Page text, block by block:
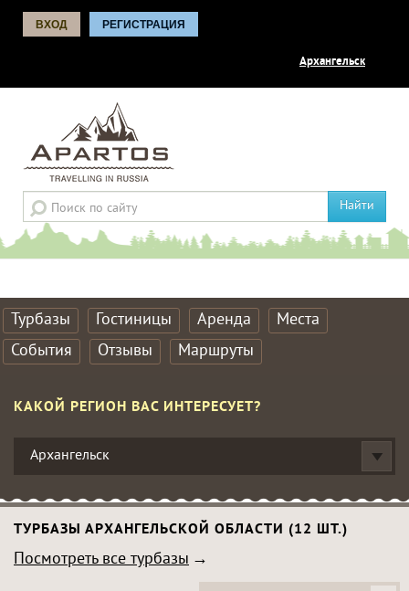
ВХОД РЕГИСТРАЦИЯ
Архангельск
Найти
Турбазы Гостиницы Аренда
Места
События
Отзывы Маршруты
КАКОЙ РЕГИОН ВАС ИНТЕРЕСУЕТ?
Архангельск
ТУРБАЗЫ АРХАНГЕЛЬСКОЙ ОБЛАСТИ (12 ШТ.)
Посмотреть все турбазы